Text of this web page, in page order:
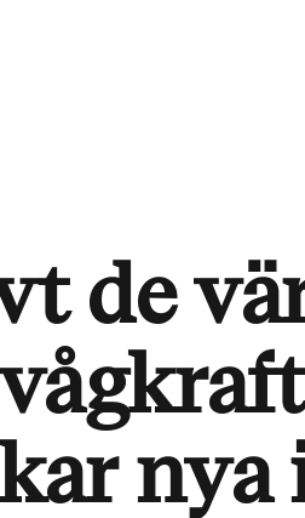
de
nya